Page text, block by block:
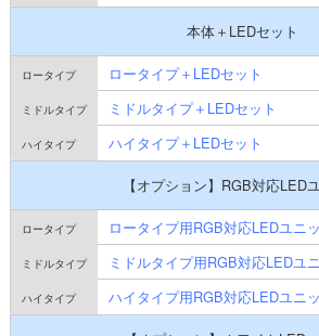
本体＋LEDセット
ロータイプ＋LEDセット
ミドルタイプ＋LEDセット
ハイタイプ＋LEDセット
【オプション】RGB対応LED
ロータイプ用RGB対応LEDユニ
ミドルタイプ用RGB対応LEDユ
ハイタイプ用RGB対応LEDユニ